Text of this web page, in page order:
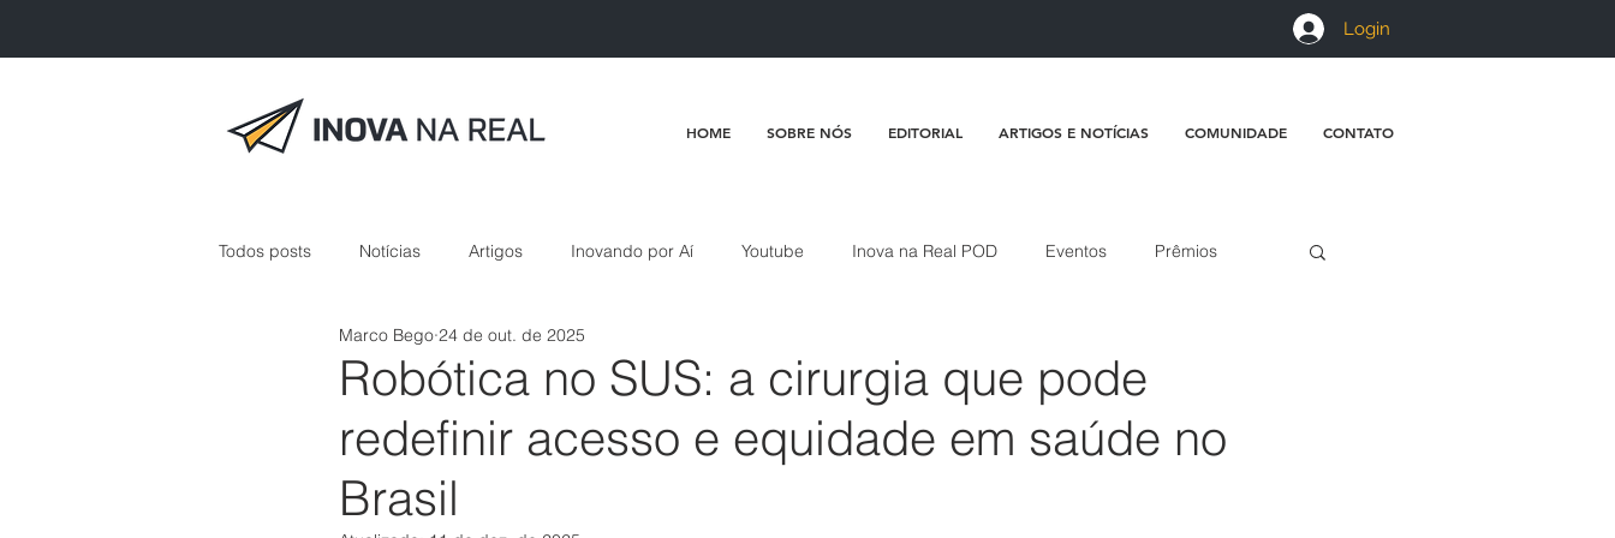
Login
HOME SOBRE NÓS EDITORIAL ARTIGOS E NOTÍCIAS COMUNIDADE CONTATO
Todos posts Notícias Artigos Inovando por Aí Youtube Inova na Real POD Eventos Prêmios
inovação em saúde
Robótica no SUS: a cirurgia que pode
redefinir acesso e equidade em saúde no
Brasil
Marco Bego 24 de out. de 2025